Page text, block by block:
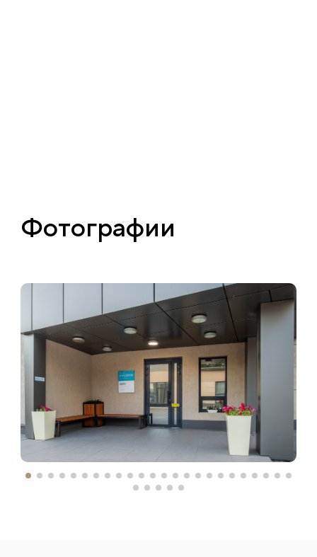
Фотографии